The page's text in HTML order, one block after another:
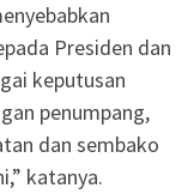
Presiden dan
keputusan
penumpang,
dan sembako
katanya.